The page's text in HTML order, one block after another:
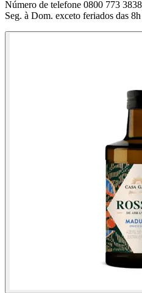
Número de telefone 0800 773 3838
Seg. à Dom. exceto feriados das